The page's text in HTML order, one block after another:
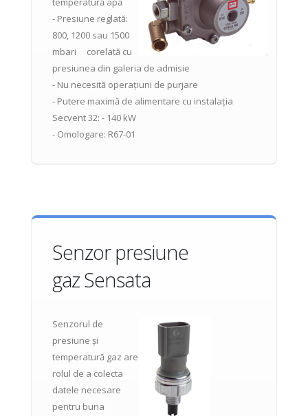
- Presiune reglată:
800, 1200 sau 1500
mbari corelată cu
presiunea din galeria de admisie
- Nu necesită operațiuni de purjare
- Putere maximă de alimentare cu instalația
Secvent 32: - 140 kW
- Omologare: R67-01
Senzor presiune
gaz Sensata
Senzorul de
presiune și
temperatură gaz are
rolul de a colecta
datele necesare
pentru buna